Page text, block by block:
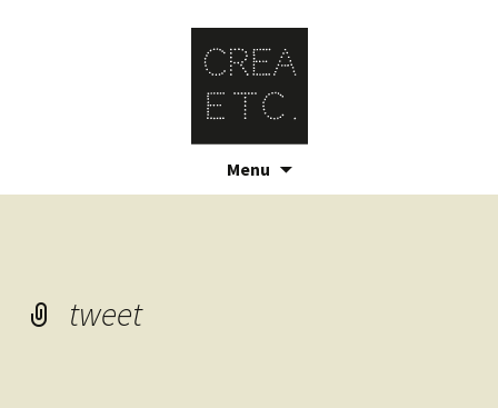
Menu
tweet